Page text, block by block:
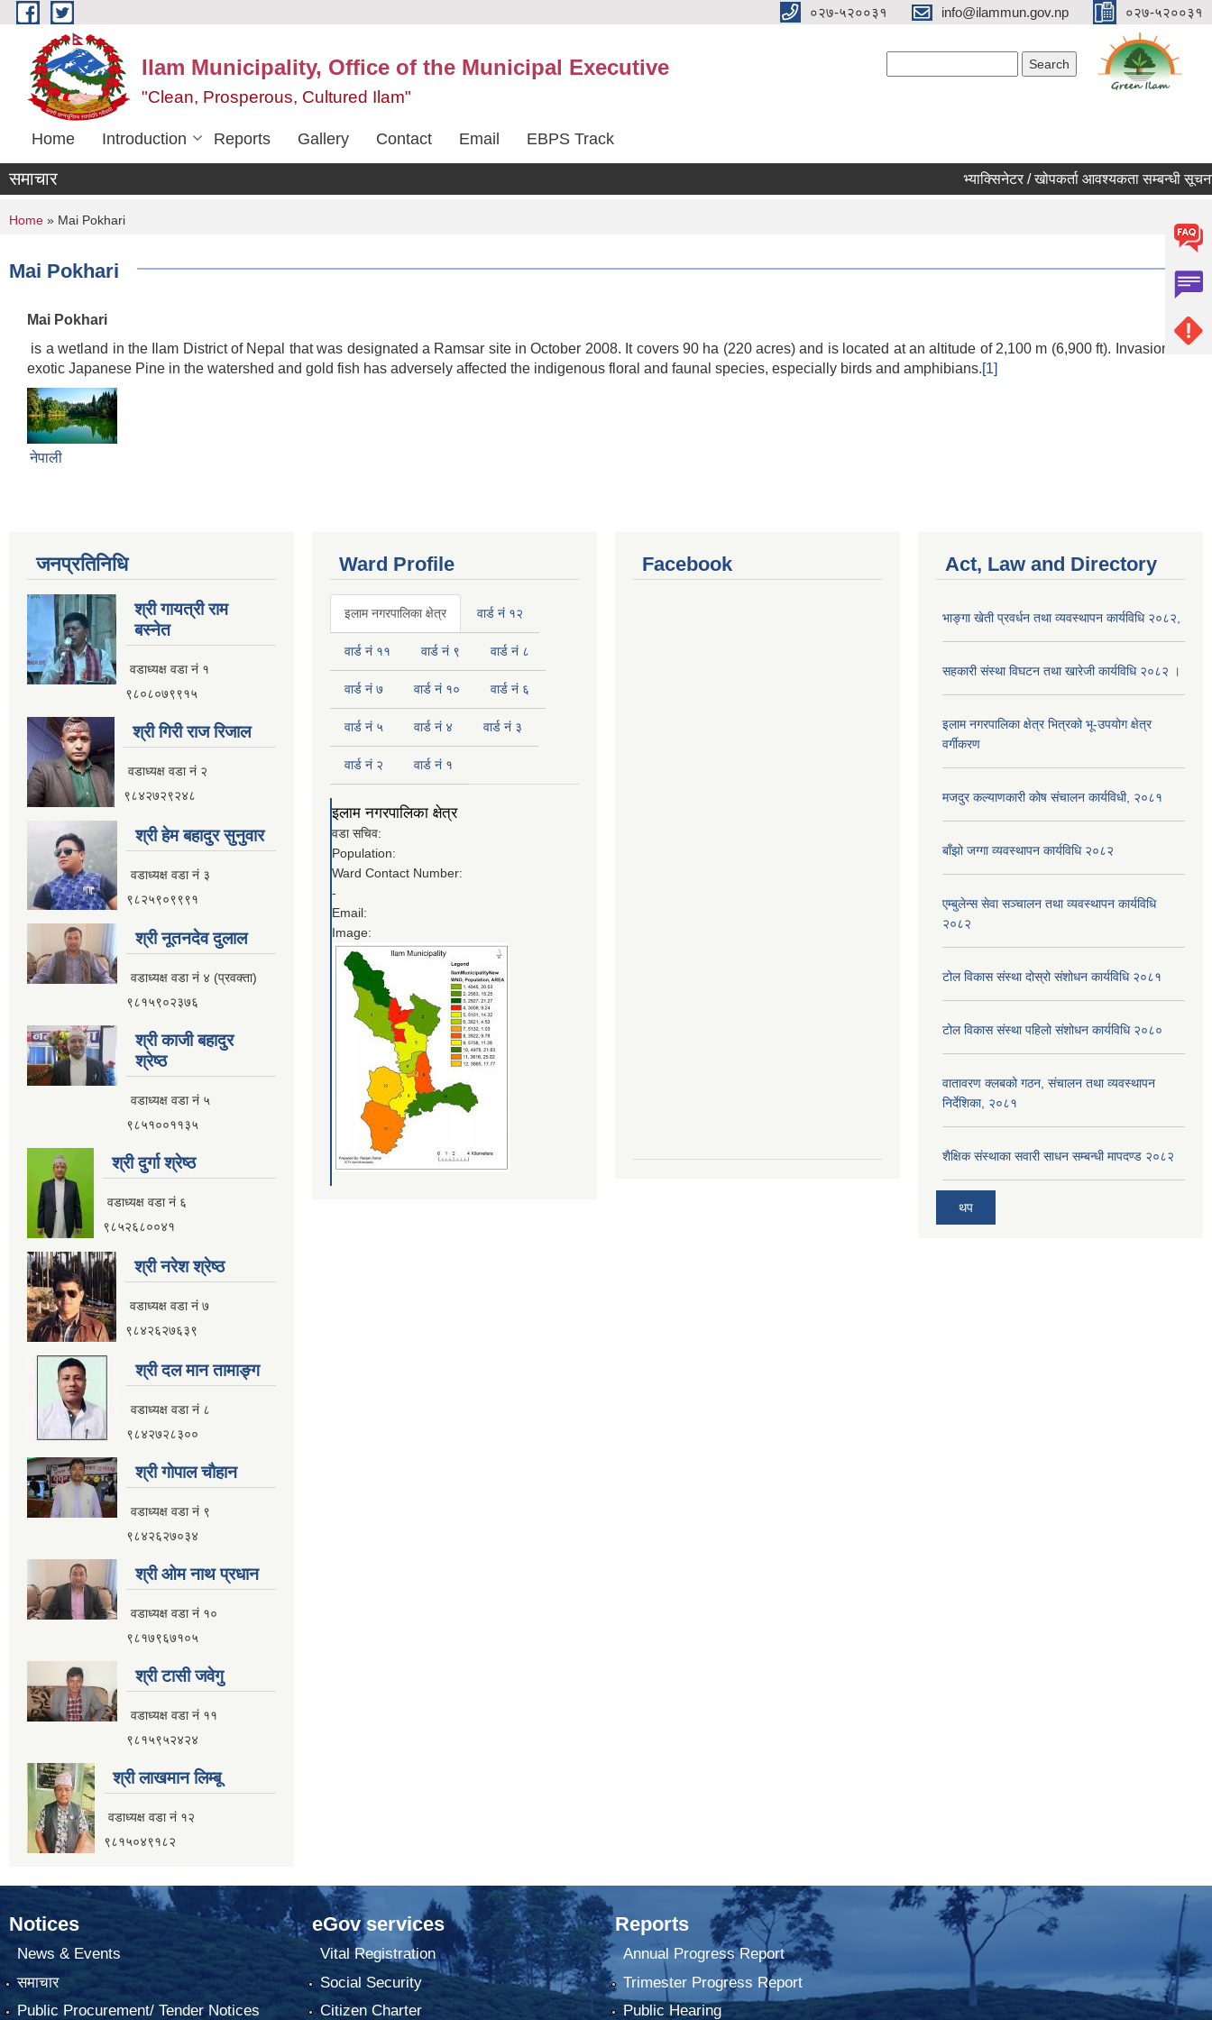
Skip to main content ०२७-५२००३१ info@ilammun.gov.np ०२७-५२००३१
Ilam Municipality, Office of the Municipal Executive
"Clean, Prosperous, Cultured Ilam"
Home Introduction Reports Gallery Contact Email EBPS Track
समाचार भ्याक्सिनेटर / खोपकर्ता आवश्यकता सम्बन्धी सूचना ।
You are here
Home » Mai Pokhari
Mai Pokhari
Mai Pokhari
is a wetland in the Ilam District of Nepal that was designated a Ramsar site in October 2008. It covers 90 ha (220 acres) and is located at an altitude of 2,100 m (6,900 ft). Invasion of
exotic Japanese Pine in the watershed and gold fish has adversely affected the indigenous floral and faunal species, especially birds and amphibians.[1]
नेपाली
जनप्रतिनिधि
श्री गायत्री राम
बस्नेत
वडाध्यक्ष वडा न‌ं १
९८०८०७९९१५
श्री गिरी राज रिजाल
वडाध्यक्ष वडा नं २
९८४२७२९२४८
श्री हेम बहादुर सुनुवार
वडाध्यक्ष वडा नं ३
९८२५९०९९९१
श्री नूतनदेव दुलाल
वडाध्यक्ष वडा नं ४ (प्रवक्ता)
९८१५९०२३७६
श्री काजी बहादुर
श्रेष्ठ
वडाध्यक्ष वडा नं ५
९८५१००११३५
श्री दुर्गा श्रेष्ठ
वडाध्यक्ष वडा नं ६
९८५२६८००४१
श्री नरेश श्रेष्ठ
वडाध्यक्ष वडा नं ७
९८४२६२७६३९
श्री दल मान तामाङ्ग
वडाध्यक्ष वडा नं ८
९८४२७२८३००
श्री गाेपाल चाैहान
वडाध्यक्ष वडा नं ९
९८४२६२७०३४
श्री ओम नाथ प्रधान
वडाध्यक्ष वडा नं १०
९८१७९६७१०५
श्री टासी जवेगु
वडाध्यक्ष वडा नं ११
९८१५९५२४२४
श्री लाखमान लिम्बू
वडाध्यक्ष वडा नं १२
९८१५०४९१८२
Ward Profile
इलाम नगरपालिका क्षेत्र वार्ड नं १२
वार्ड नं ११ वार्ड नं ९ वार्ड नं ८
वार्ड नं ७ वार्ड नं १० वार्ड नं ६
वार्ड नं ५ वार्ड नं ४ वार्ड नं ३
वार्ड नं २ वार्ड नं १
इलाम नगरपालिका क्षेत्र
वडा सचिव:
Population:
Ward Contact Number:
-
Email:
Image:
Facebook Act, Law and Directory
भाङ्गा खेती प्रवर्धन तथा व्यवस्थापन कार्यविधि २०८२,
सहकारी संस्था विघटन तथा खारेजी कार्यविधि २०८२ ।
इलाम नगरपालिका क्षेत्र भित्रको भू-उपयोग क्षेत्र
वर्गीकरण
मजदुर कल्याणकारी कोष संचालन कार्यविधी, २०८१
बाँझो जग्गा व्यवस्थापन कार्यविधि २०८२
एम्बुलेन्स सेवा सञ्चालन तथा व्यवस्थापन कार्यविधि
२०८२
टोल विकास संस्था दोस्रो संशोधन कार्यविधि २०८१
टोल विकास संस्था पहिलो संशोधन कार्यविधि २०८०
वातावरण क्लबको गठन, संचालन तथा व्यवस्थापन
निर्देशिका, २०८१
शैक्षिक संस्थाका सवारी साधन सम्बन्धी मापदण्ड २०८२
थप
Notices
News & Events
समाचार
Public Procurement/ Tender Notices
eGov services
Vital Registration
Social Security
Citizen Charter
Reports
Annual Progress Report
Trimester Progress Report
Public Hearing